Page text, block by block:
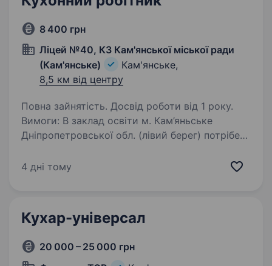
8 400 грн
Ліцей №40, КЗ Кам'янської міської ради
(Кам'янське)
Кам'янське,
8,5 км від центру
Повна зайнятість. Досвід роботи від 1 року.
Вимоги: В заклад освіти м. Кам’яньське
Дніпропетровської обл. (лівий берег) потрібен
їдальні закладу освіти Обов’язки: Миття
4 дні тому
Кухар-універсал
20 000 – 25 000 грн